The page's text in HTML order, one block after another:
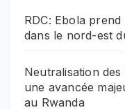
RDC: Ebola
dans le nord-est
Neutralisation
une avancée
au Rwanda